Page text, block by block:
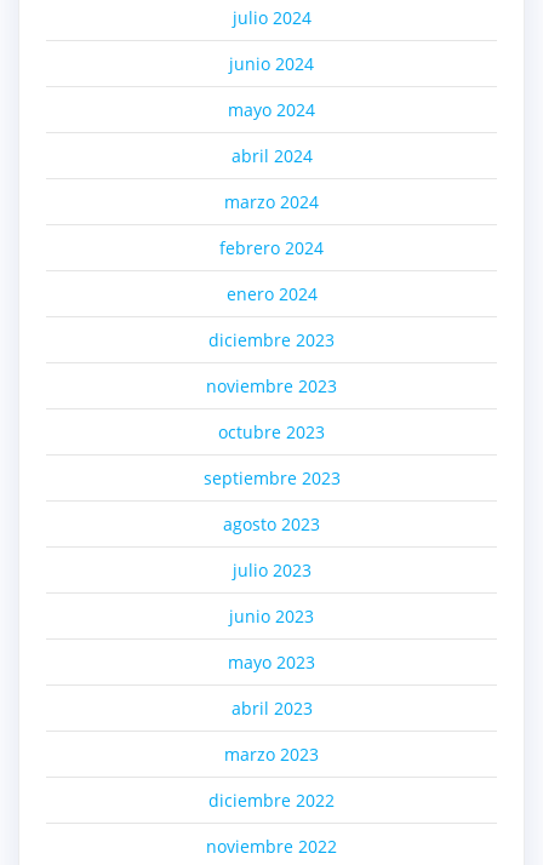
julio 2024
junio 2024
mayo 2024
abril 2024
marzo 2024
febrero 2024
enero 2024
diciembre 2023
noviembre 2023
octubre 2023
septiembre 2023
agosto 2023
julio 2023
junio 2023
mayo 2023
abril 2023
marzo 2023
diciembre 2022
noviembre 2022